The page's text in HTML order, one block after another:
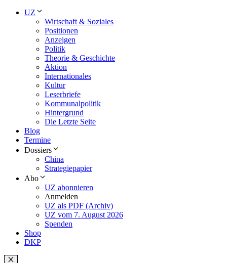
UZ
Wirtschaft & Soziales
Positionen
Anzeigen
Politik
Theorie & Geschichte
Aktion
Internationales
Kultur
Leserbriefe
Kommunalpolitik
Hintergrund
Die Letzte Seite
Blog
Termine
Dossiers
China
Strategiepapier
Abo
UZ abonnieren
Anmelden
UZ als PDF (Archiv)
UZ vom 7. August 2026
Spenden
Shop
DKP